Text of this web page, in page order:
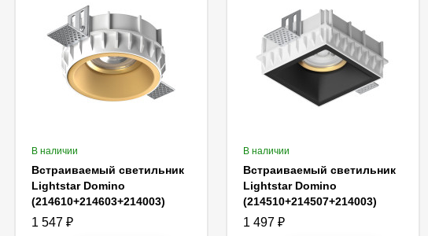
В наличии
Встраиваемый светильник
Lightstar Domino
(214610+214603+214003)
G214603GMOD
1 547₽
В наличии
Встраиваемый светильник
Lightstar Domino
(214510+214507+214003)
G214507GMOD
1 497 ₽